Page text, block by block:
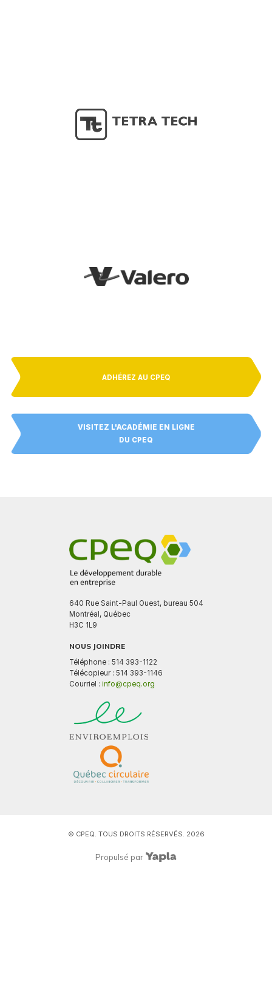
ADHÉREZ AU CPEQ
VISITEZ L'ACADÉMIE EN LIGNE
DU CPEQ
640 Rue Saint-Paul Ouest, bureau 504
Montréal, Québec
H3C 1L9
NOUS JOINDRE
Téléphone : 514 393-1122
Télécopieur : 514 393-1146
Courriel : info@cpeq.org
© CPEQ. TOUS DROITS RÉSERVÉS. 2026
Propulsé par